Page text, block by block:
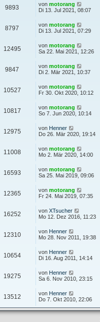
9893 von motorang
Di 13. Jul 2021, 08:07
8797 von motorang
Di 13. Jul 2021, 07:29
12495 von motorang
Sa 22. Mai 2021, 12:26
9847 von motorang
Di 2. Mär 2021, 10:37
10527 von motorang
Fr 30. Okt 2020, 10:12
10817 von motorang
So 7. Jun 2020, 10:14
12975 von Henner
Do 26. Mär 2020, 19:14
11008 von motorang
Mo 2. Mär 2020, 14:00
16593 von motorang
Sa 25. Mai 2019, 09:06
12365 von motorang
Fr 24. Mai 2019, 07:35
16252 von XTsucher
Mo 12. Dez 2016, 11:23
12310 von Henner
Mo 28. Nov 2011, 19:38
10654 von Henner
Di 16. Aug 2011, 14:14
19275 von Henner
Sa 6. Nov 2010, 23:15
13512 von Henner
Do 7. Okt 2010, 22:06